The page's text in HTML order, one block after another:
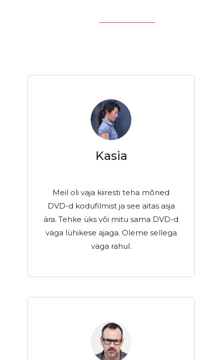
Kasia
Meil oli vaja kiiresti teha mõned
DVD-d kodufilmist ja see aitas asja
ära. Tehke üks või mitu sama DVD-d
väga lühikese ajaga. Oleme sellega
väga rahul.